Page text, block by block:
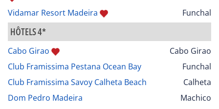
Vidamar Resort Madeira Funchal
HÔTELS 4*
Cabo Girao
Cabo Girao
Club Framissima Pestana Ocean Bay
Funchal
Club Framissima Savoy Calheta Beach
Calheta
Dom Pedro Madeira
Machico